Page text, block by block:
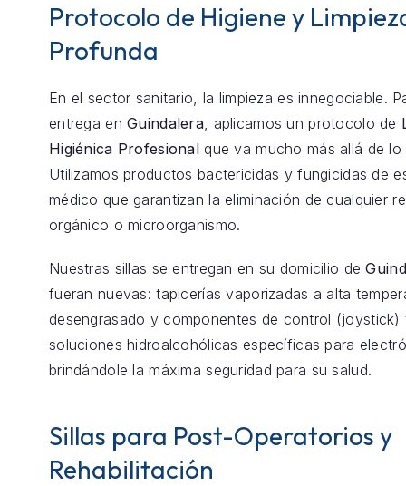
Protocolo de Higiene y
Profunda
En el sector sanitario, la limpieza es innegociable.
entrega enGuindalera , aplicamos un protocolo de
Higiénica Profesional que va mucho más allá de
Utilizamos productos bactericidas y fungicidas de
médico que garantizan la eliminación de cualquier
orgánico o microorganismo.
Nuestras sillas se entregan en su domicilio de
fueran nuevas: tapicerías vaporizadas a alta
desengrasado y componentes de control
soluciones hidroalcohólicas específicas para
brindándole la máxima seguridad para su salud.
Sillas para Post-Operatorios y
Rehabilitación